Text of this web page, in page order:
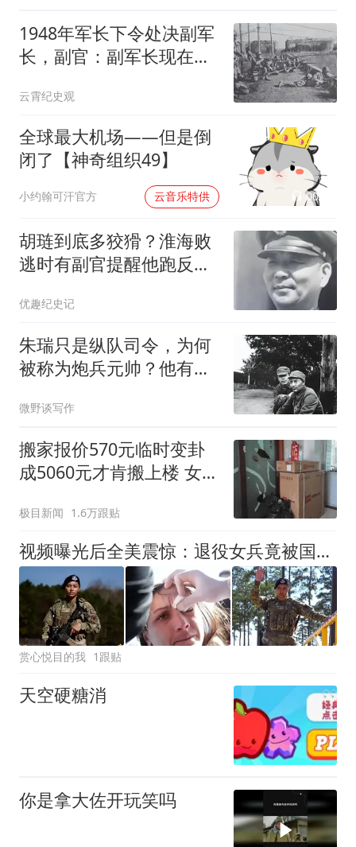
1948年军长下令处决副军
长，副官：副军长现在天
云霄纪史观
全球最大机场——但是倒
闭了【神奇组织49】
小约翰可汗官方 云音乐特供 00:02
胡琏到底多狡猾？淮海败
逃时有副官提醒他跑反
优趣纪史记
朱瑞只是纵队司令，为何
被称为炮兵元帅？他有资
微野谈写作
搬家报价570元临时变卦
成5060元才肯搬上楼 女子
极目新闻 1.6万跟贴
视频曝光后全美震惊：退役女兵竟被国民警卫队按倒，还是家门口！
赏心悦目的我 1跟贴
天空硬糖消
你是拿大佐开玩笑吗